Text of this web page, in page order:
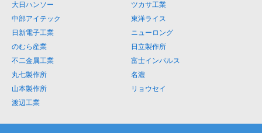
大日ハンソー
ツカサ工業
中部アイテック
東洋ライス
日新電子工業
ニューロング
のむら産業
日立製作所
不二金属工業
富士インパルス
丸七製作所
名濃
山本製作所
リョウセイ
渡辺工業